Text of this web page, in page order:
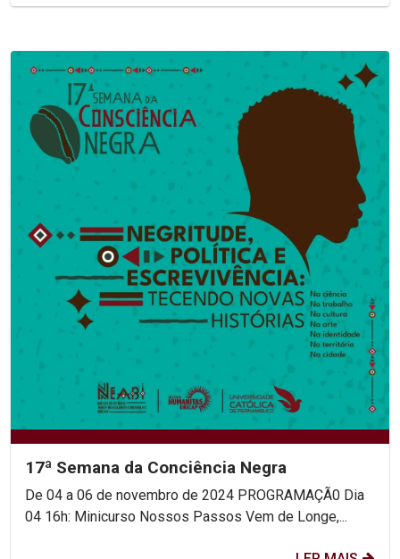
17ª Semana da Conciência Negra
De 04 a 06 de novembro de 2024 PROGRAMAÇÃ0 Dia
04 16h: Minicurso Nossos Passos Vem de Longe,...